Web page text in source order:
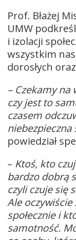
Prof. Błażej
UMW
i izolacji
wszystkim
dorosłych
– Czekamy
czy jest to
czasem
niebezpieczna
powiedział
– Ktoś, kto
bardzo dobrą
czyli czuje się
Ale
społecznie i
samotność.